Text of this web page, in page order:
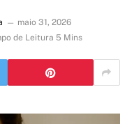
maio 31, 2026
de Leitura 5 Mins